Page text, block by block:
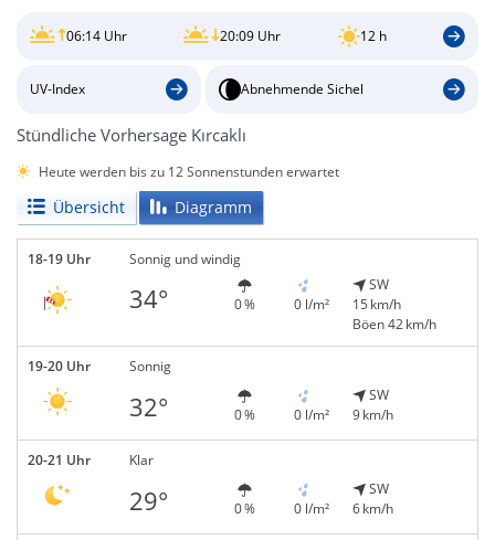
06:14 Uhr 20:09 Uhr 12 h
UV-Index Abnehmende Sichel
Stündliche Vorhersage Kırcaklı
Heute werden bis zu 12 Sonnenstunden erwartet
Übersicht Diagramm
18-19 Uhr Sonnig und windig
34° 0 % 0 l/m²
SW
15 km/h
Böen 42 km/h
19-20 Uhr Sonnig
32° 0 % 0 l/m²
SW
9 km/h
20-21 Uhr Klar
29° 0 % 0 l/m²
SW
6 km/h